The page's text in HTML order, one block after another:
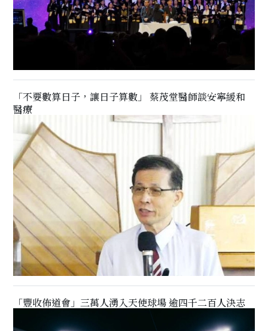
「不要數算日子，讓日子算數」 蔡茂堂醫師談安寧緩和
醫療
「豐收佈道會」三萬人湧入天使球場 逾四千二百人決志